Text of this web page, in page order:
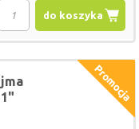
do koszyka